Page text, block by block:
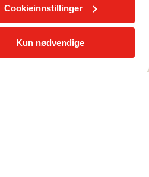
Cookieinnstillinger
Kun nødvendige
treningen i dag!